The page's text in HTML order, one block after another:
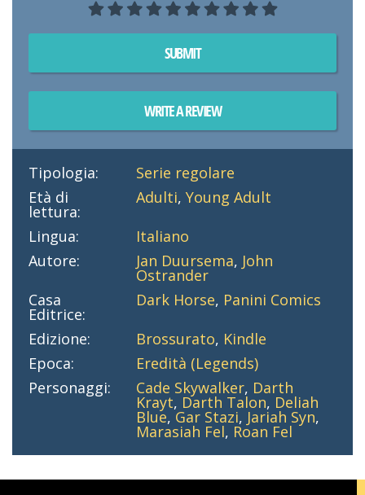
SUBMIT
WRITE A REVIEW
Tipologia:
Serie regolare
Età di
lettura:
Adulti,Young Adult
Lingua:
Italiano
Autore:
Jan Duursema, John
Ostrander
Casa
Editrice:
Dark Horse, Panini Comics
Edizione:
Brossurato, Kindle
Epoca:
Eredità (Legends)
Personaggi:
Cade Skywalker, Darth
Krayt, Darth Talon, Deliah
Blue, Gar Stazi, Jariah Syn,
Marasiah Fel, Roan Fel